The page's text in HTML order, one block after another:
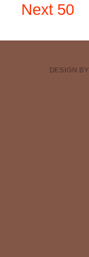
Next 50
DESIGN BY